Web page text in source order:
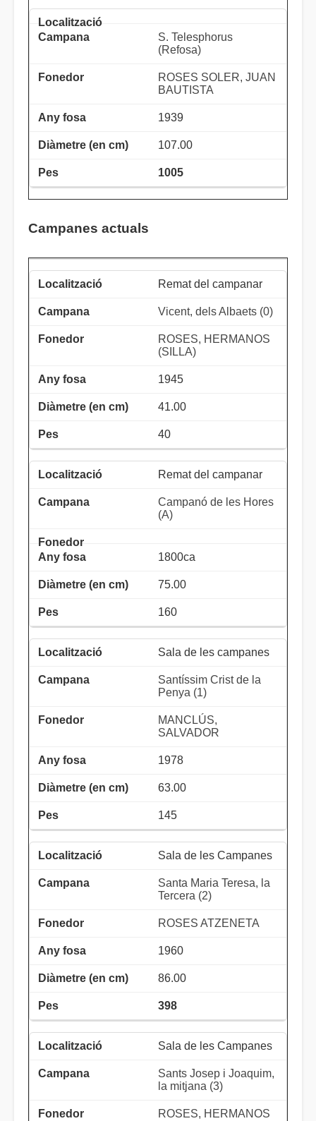
S. Telesphorus
(Refosa)
ROSES SOLER, JUAN
BAUTISTA
1939
107.00
1005
Campanes actuals
Remat del campanar
Vicent, dels Albaets (0)
ROSES, HERMANOS
(SILLA)
1945
41.00
40
Remat del campanar
Campanó de les Hores
(A)
1800ca
75.00
160
Sala de les campanes
Santíssim Crist de la
Penya (1)
MANCLÚS,
SALVADOR
1978
63.00
145
Sala de les Campanes
Santa Maria Teresa, la
Tercera (2)
ROSES ATZENETA
1960
86.00
398
Sala de les Campanes
Sants Josep i Joaquim,
la mitjana (3)
ROSES, HERMANOS